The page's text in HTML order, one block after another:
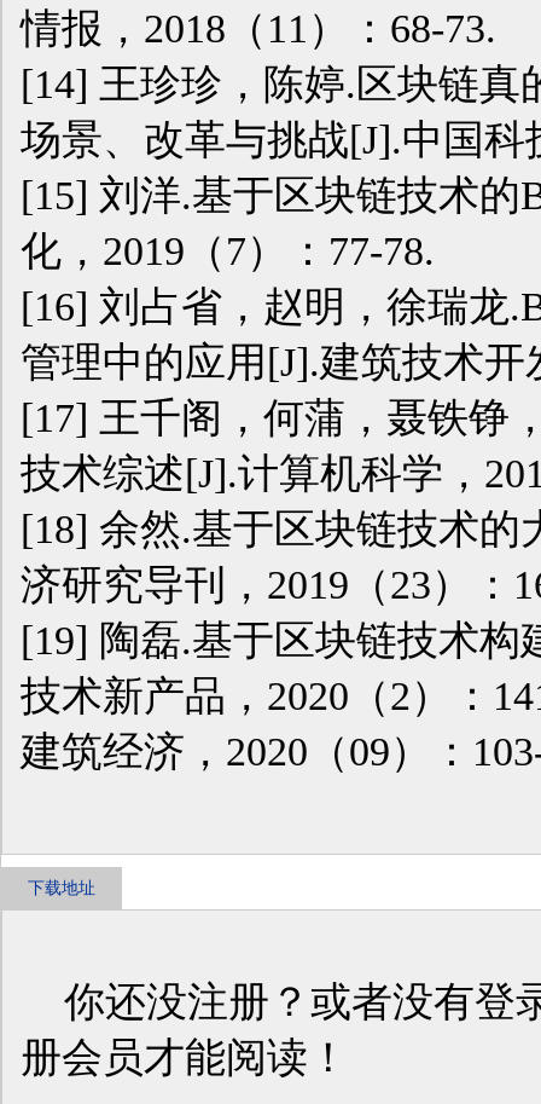
情报，2018（11）：68-73.
[14] 王珍珍，陈婷.区块链
场景、改革与挑战[J].中国科
[15] 刘洋.基于区块链技术
化，2019（7）：77-78.
[16] 刘占省，赵明，徐瑞龙
管理中的应用[J].建筑技术开
[17] 王千阁，何蒲，聂铁铮
技术综述[J].计算机科学，
[18] 余然.基于区块链技术
济研究导刊，2019（23）：
[19] 陶磊.基于区块链技术
技术新产品，2020（2）：
建筑经济，2020（09）：
下载地址
你还没注册？或者没有登
册会员才能阅读！